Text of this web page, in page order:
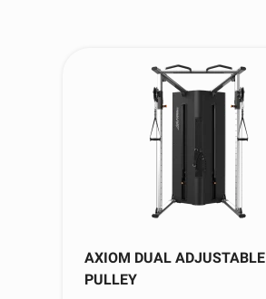
AXIOM DUAL ADJUSTABLE
PULLEY